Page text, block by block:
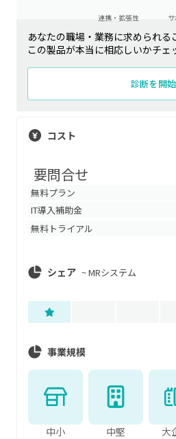
連携・拡張性
あなたの職場・業務に求められる
この製品が本当に相応しいかチェ
診断を開始
コスト
要問合せ
無料プラン
IT導入補助金
無料トライアル
シェア ~MRシステム
事業規模
中小 中堅 大